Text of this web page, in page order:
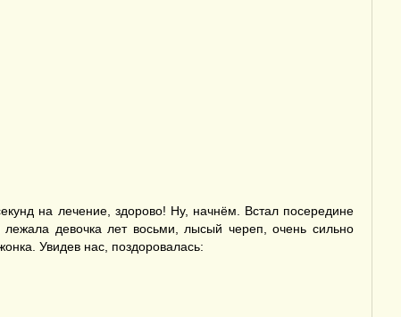
на лечение, здорово! Ну, начнём. Встал посередине
девочка лет восьми, лысый череп, очень сильно
Увидев нас, поздоровалась: